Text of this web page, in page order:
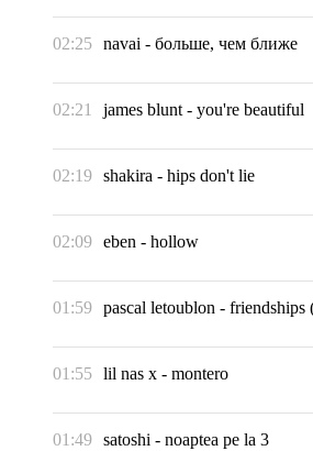
02:25 navai - больше, чем ближе
02:21 james blunt - you're beautiful
02:19 shakira - hips don't lie
02:09 eben - hollow
01:59 pascal letoublon - friendships
01:55 lil nas x - montero
01:49 satoshi - noaptea pe la 3